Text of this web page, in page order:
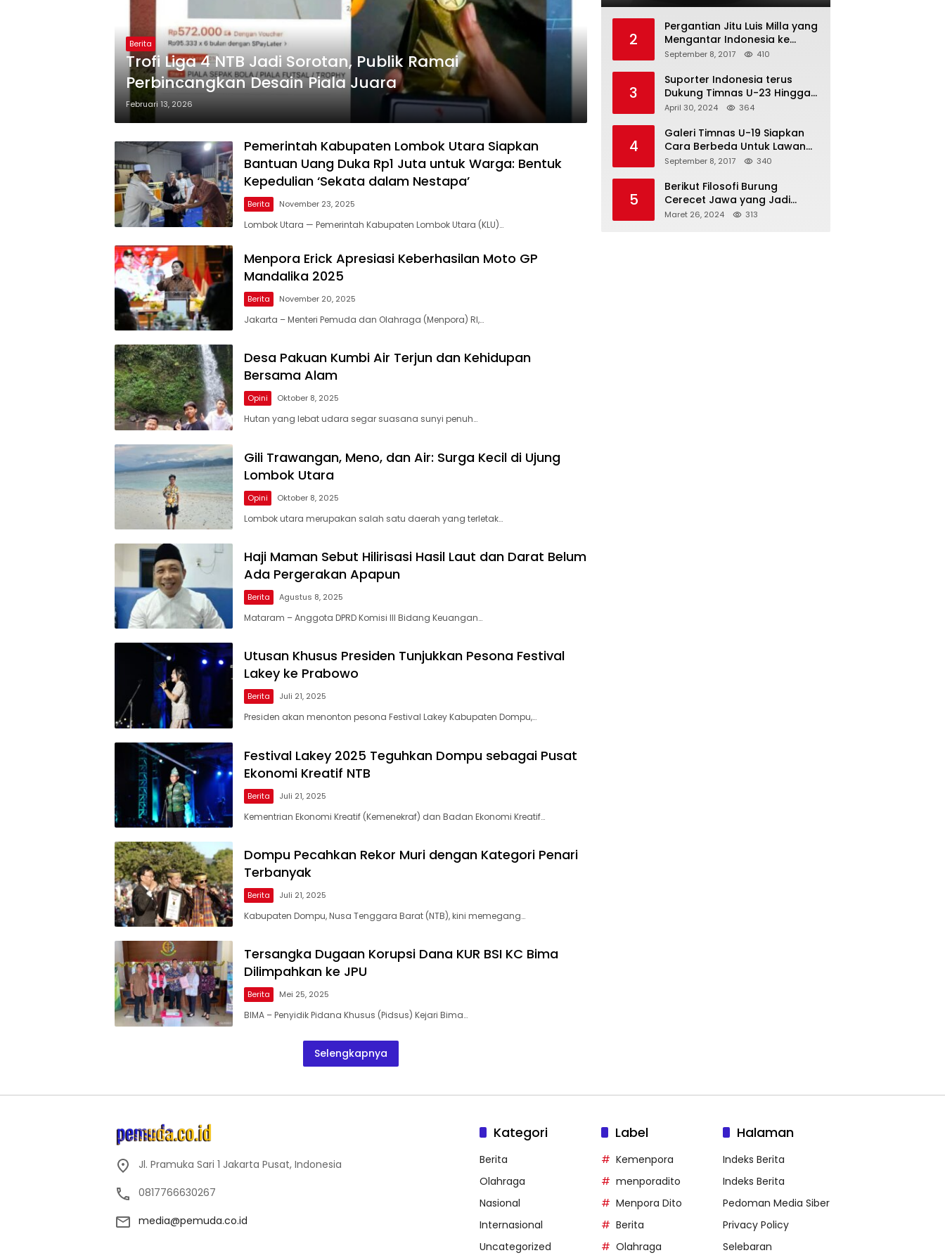
Berita
Trofi Liga 4 NTB Jadi Sorotan, Publik Ramai
Perbincangkan Desain Piala Juara
Februari 13, 2026
Pemerintah Kabupaten Lombok Utara Siapkan
Bantuan Uang Duka Rp1 Juta untuk Warga: Bentuk
Kepedulian ‘Sekata dalam Nestapa’
Berita November 23, 2025
Lombok Utara — Pemerintah Kabupaten Lombok Utara (KLU)…
Menpora Erick Apresiasi Keberhasilan Moto GP
Mandalika 2025
Berita November 20, 2025
Jakarta – Menteri Pemuda dan Olahraga (Menpora) RI,…
Desa Pakuan Kumbi Air Terjun dan Kehidupan
Bersama Alam
Opini Oktober 8, 2025
Hutan yang lebat udara segar suasana sunyi penuh…
Gili Trawangan, Meno, dan Air: Surga Kecil di Ujung
Lombok Utara
Opini Oktober 8, 2025
Lombok utara merupakan salah satu daerah yang terletak…
Haji Maman Sebut Hilirisasi Hasil Laut dan Darat Belum
Ada Pergerakan Apapun
Berita Agustus 8, 2025
Mataram – Anggota DPRD Komisi III Bidang Keuangan…
Utusan Khusus Presiden Tunjukkan Pesona Festival
Lakey ke Prabowo
Berita Juli 21, 2025
Presiden akan menonton pesona Festival Lakey Kabupaten Dompu,…
Festival Lakey 2025 Teguhkan Dompu sebagai Pusat
Ekonomi Kreatif NTB
Berita Juli 21, 2025
Kementrian Ekonomi Kreatif (Kemenekraf) dan Badan Ekonomi Kreatif…
Dompu Pecahkan Rekor Muri dengan Kategori Penari
Terbanyak
Berita Juli 21, 2025
Kabupaten Dompu, Nusa Tenggara Barat (NTB), kini memegang…
Tersangka Dugaan Korupsi Dana KUR BSI KC Bima
Dilimpahkan ke JPU
Berita Mei 25, 2025
BIMA – Penyidik Pidana Khusus (Pidsus) Kejari Bima…
Selengkapnya
2
Pergantian Jitu Luis Milla yang
Mengantar Indonesia ke
Semifinal
September 8, 2017 410
3
Suporter Indonesia terus
Dukung Timnas U-23 Hingga
Tembus Olimpiade Paris
April 30, 2024 364
4
Galeri Timnas U-19 Siapkan
Cara Berbeda Untuk Lawan
Vietnam
September 8, 2017 340
5
Berikut Filosofi Burung
Cerecet Jawa yang Jadi
Maskot PBSI Sumedang
Maret 26, 2024 313
Jl. Pramuka Sari 1 Jakarta Pusat, Indonesia
0817766630267
media@pemuda.co.id
Kategori
Berita
Olahraga
Nasional
Internasional
Uncategorized
Label
Kemenpora
menporadito
Menpora Dito
Berita
Olahraga
Halaman
Indeks Berita
Indeks Berita
Pedoman Media Siber
Privacy Policy
Selebaran